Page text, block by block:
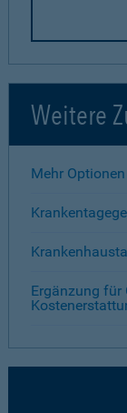
Weitere
Mehr Optionen
Ergänzung für